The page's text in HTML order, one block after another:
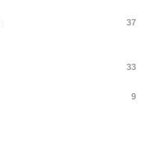
37
33
9